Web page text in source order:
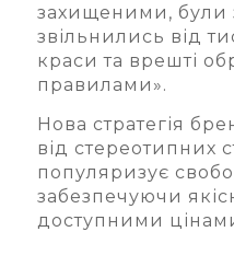
захищеними, були
звільнились від
краси та врешті
правилами».
Нова стратегія
від стереотипних
популяризує
забезпечуючи
доступними